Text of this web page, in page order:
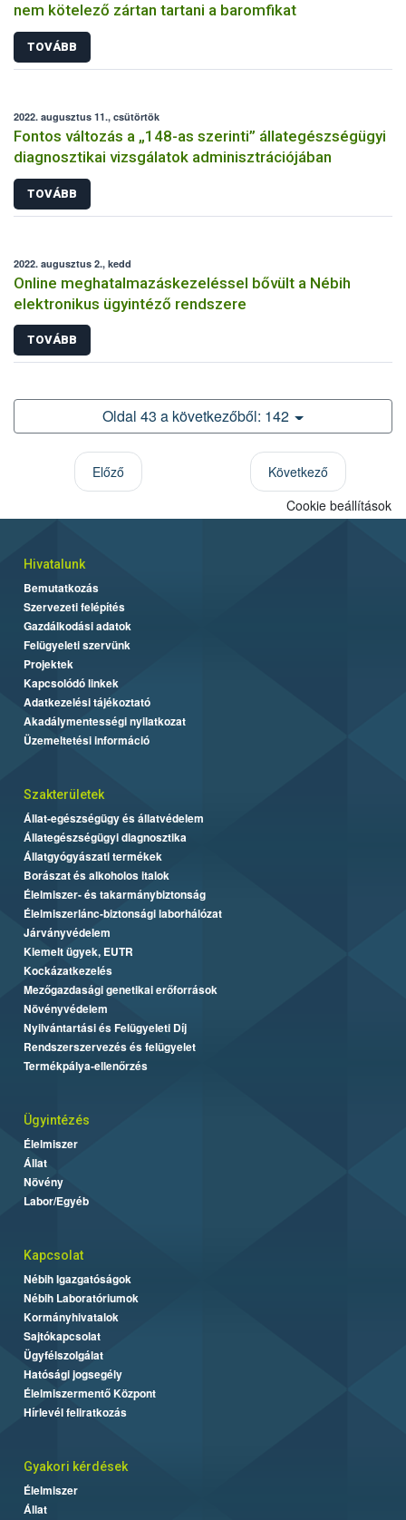
nem kötelező zártan tartani a baromfikat
TOVÁBB
2022. augusztus 11., csütörtök
Fontos változás a „148-as szerinti” állategészségügyi
diagnosztikai vizsgálatok adminisztrációjában
TOVÁBB
2022. augusztus 2., kedd
Online meghatalmazáskezeléssel bővült a Nébih
elektronikus ügyintéző rendszere
TOVÁBB
Oldal 43 a következőből: 142
Előző
Következő
Cookie beállítások
Hivatalunk
Bemutatkozás
Szervezeti felépítés
Gazdálkodási adatok
Felügyeleti szervünk
Projektek
Kapcsolódó linkek
Adatkezelési tájékoztató
Akadálymentességi nyilatkozat
Üzemeltetési információ
Szakterületek
Állat-egészségügy és állatvédelem
Állategészségügyi diagnosztika
Állatgyógyászati termékek
Borászat és alkoholos italok
Élelmiszer- és takarmánybiztonság
Élelmiszerlánc-biztonsági laborhálózat
Járványvédelem
Kiemelt ügyek, EUTR
Kockázatkezelés
Mezőgazdasági genetikai erőforrások
Növényvédelem
Nyilvántartási és Felügyeleti Díj
Rendszerszervezés és felügyelet
Termékpálya-ellenőrzés
Ügyintézés
Élelmiszer
Állat
Növény
Labor/Egyéb
Kapcsolat
Nébih Igazgatóságok
Nébih Laboratóriumok
Kormányhivatalok
Sajtókapcsolat
Ügyfélszolgálat
Hatósági jogsegély
Élelmiszermentő Központ
Hírlevél feliratkozás
Gyakori kérdések
Élelmiszer
Állat